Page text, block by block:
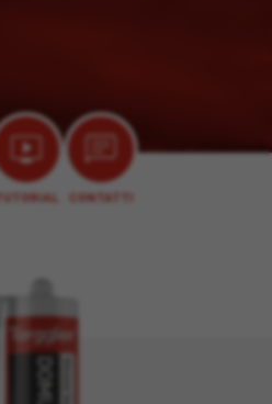
TUTORIAL CONTATTI